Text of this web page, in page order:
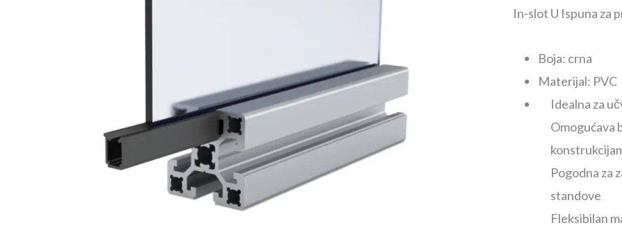
In-slot U Ispuna za
Boja: crna
Materijal: PVC
Idealna za
Omogućava
Pogodna za
standove
Fleksibilan
količina